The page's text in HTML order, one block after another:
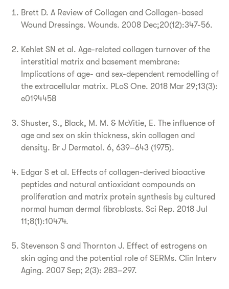
Brett D. A Review of Collagen and Collagen-based
Wound Dressings. Wounds. 2008 Dec;20(12):347-56.
Kehlet SN et al. Age-related collagen turnover of the
interstitial matrix and basement membrane:
Implications of age- and sex-dependent remodelling of
the extracellular matrix. PLoS One. 2018 Mar 29;13(3):
e0194458
Shuster, S., Black, M. M. & McVitie, E. The influence of
age and sex on skin thickness, skin collagen and
density. Br J Dermatol. 6, 639–643 (1975).
Edgar S et al. Effects of collagen-derived bioactive
peptides and natural antioxidant compounds on
proliferation and matrix protein synthesis by cultured
normal human dermal fibroblasts. Sci Rep. 2018 Jul
11;8(1):10474.
Stevenson S and Thornton J. Effect of estrogens on
skin aging and the potential role of SERMs. Clin Interv
Aging. 2007 Sep; 2(3): 283–297.